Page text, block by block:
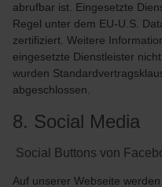
abrufbar ist. Eingesetzte
Regel unter dem EU-U.S.
zertifiziert. Weitere
eingesetzte Dienstleister
wurden
abgeschlossen.
8. Social Media
Social Buttons von
Auf unserer Webseite